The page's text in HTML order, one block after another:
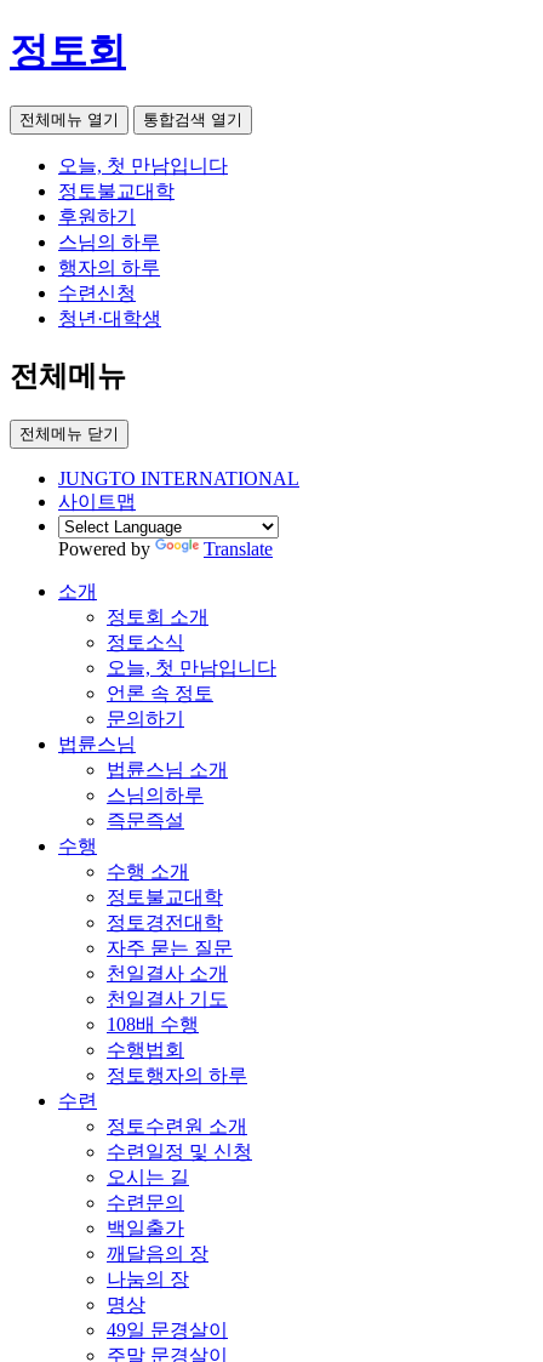
정토회
전체메뉴 열기 통합검색 열기
오늘, 첫 만남입니다
정토불교대학
후원하기
스님의 하루
행자의 하루
수련신청
청년·대학생
전체메뉴
전체메뉴 닫기
JUNGTO INTERNATIONAL
사이트맵
Powered by Translate
소개
정토회 소개
정토소식
오늘, 첫 만남입니다
언론 속 정토
문의하기
법륜스님
법륜스님 소개
스님의하루
즉문즉설
수행
수행 소개
정토불교대학
정토경전대학
자주 묻는 질문
천일결사 소개
천일결사 기도
108배 수행
수행법회
정토행자의 하루
수련
정토수련원 소개
수련일정 및 신청
오시는 길
수련문의
백일출가
깨달음의 장
나눔의 장
명상
49일 문경살이
주말 문경살이